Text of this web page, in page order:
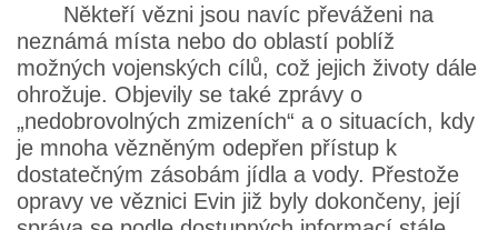
Někteří vězni jsou navíc převáženi na
neznámá místa nebo do oblastí poblíž
možných vojenských cílů, což jejich životy dále
ohrožuje. Objevily se také zprávy o
„nedobrovolných zmizeních“ a o situacích, kdy
je mnoha vězněným odepřen přístup k
dostatečným zásobám jídla a vody. Přestože
opravy ve věznici Evin již byly dokončeny, její